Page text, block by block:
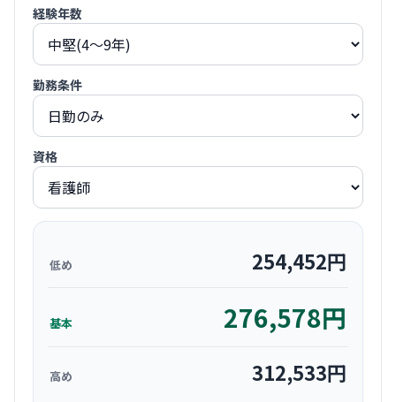
経験年数
勤務条件
資格
低め 254,452円
基本 276,578円
高め 312,533円